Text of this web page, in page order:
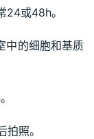
24或48h。
中的细胞和基质
照。